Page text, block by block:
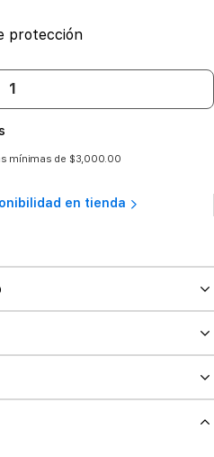
protección
mínimas de $3,000.00
en tienda